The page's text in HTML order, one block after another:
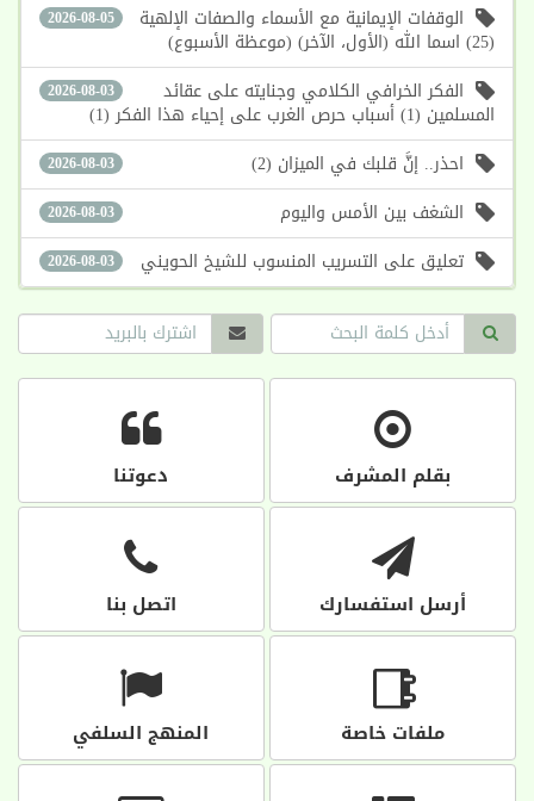
2026-08-05 الوقفات الإيمانية مع الأسماء والصفات الإلهية
(25) اسما الله (الأول، الآخر) (موعظة الأسبوع)
2026-08-03 الفكر الخرافي الكلامي وجنايته على عقائد
المسلمين (1) أسباب حرص الغرب على إحياء هذا الفكر (1)
2026-08-03 احذر.. إنَّ قلبك في الميزان (2)
2026-08-03 الشغف بين الأمس واليوم
2026-08-03 تعليق على التسريب المنسوب للشيخ الحويني
بقلم المشرف دعوتنا
أرسل استفسارك اتصل بنا
ملفات خاصة المنهج السلفي